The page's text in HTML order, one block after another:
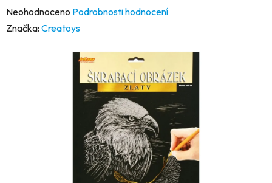
Průměrné
hodnocení
Neohodnoceno Podrobnosti hodnocení
Značka: Creatoys